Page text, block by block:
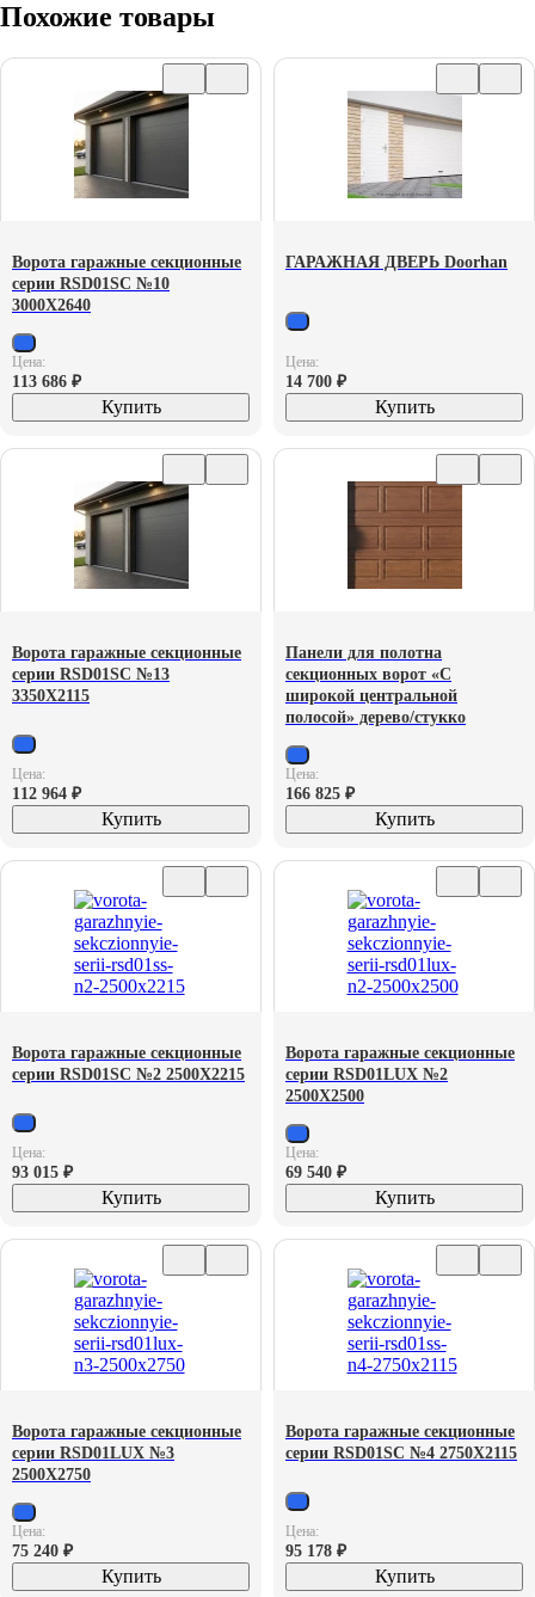
Похожие товары
Ворота гаражные секционные
серии RSD01SС №10
3000X2640
Цена:
113 686 ₽
Купить
ГАРАЖНАЯ ДВЕРЬ Doorhan
Цена:
14 700 ₽
Купить
Ворота гаражные секционные
серии RSD01SС №13
3350X2115
Цена:
112 964 ₽
Купить
Панели для полотна
секционных ворот «С
широкой центральной
полосой» дерево/стукко
Цена:
166 825 ₽
Купить
Ворота гаражные секционные
серии RSD01SС №2 2500X2215
Цена:
93 015 ₽
Купить
Ворота гаражные секционные
серии RSD01LUX №2
2500X2500
Цена:
69 540 ₽
Купить
Ворота гаражные секционные
серии RSD01LUX №3
2500X2750
Цена:
75 240 ₽
Купить
Ворота гаражные секционные
серии RSD01SС №4 2750X2115
Цена:
95 178 ₽
Купить